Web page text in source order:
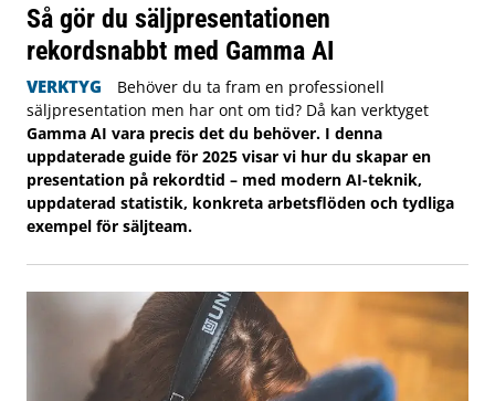
Så gör du säljpresentationen
rekordsnabbt med Gamma AI
VERKTYG
Behöver du ta fram en professionell
säljpresentation men har ont om tid? Då kan verktyget
Gamma AI vara precis det du behöver. I denna
uppdaterade guide för 2025 visar vi hur du skapar en
presentation på rekordtid – med modern AI-teknik,
uppdaterad statistik, konkreta arbetsflöden och tydliga
exempel för säljteam.